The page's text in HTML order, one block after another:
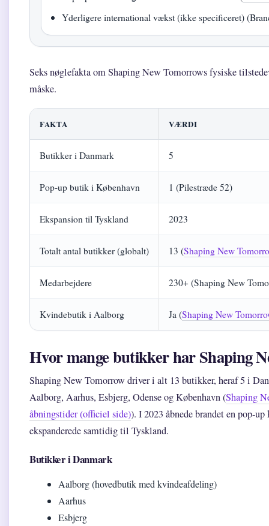
Yderligere international vækst (ikke specificeret)
Seks nøglefakta om Shaping New Tomorrows fysiske
måske.
FAKTA VÆRDI
Butikker i Danmark 5
Pop-up butik i København 1 (Pilestræde 52)
Ekspansion til Tyskland 2023
Totalt antal butikker (globalt) 13 (Shaping New
Medarbejdere 230+ (Shaping New
Kvindebutik i Aalborg Ja (Shaping New
Hvor mange butikker har Shaping
Shaping New Tomorrow driver i alt 13 butikker, heraf 5 i
Aalborg, Aarhus, Esbjerg, Odense og København (Shaping
åbningstider (officiel side)). I 2023 åbnede brandet en pop-
ekspanderede samtidig til Tyskland.
Butikker i Danmark
Aalborg (hovedbutik med kvindeafdeling)
Aarhus
Esbjerg